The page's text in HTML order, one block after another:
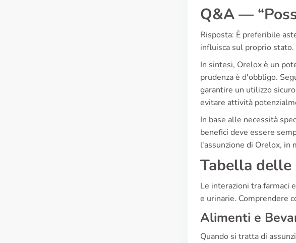
Q&A —
Risposta: È preferibile
influisca sul proprio stato.
In sintesi, Orelox è un
prudenza è d'obbligo.
garantire un utilizzo
evitare attività
In base alle necessità
benefici deve essere
l'assunzione di Orelox, in
Tabella
Le interazioni tra farmaci
e urinarie. Comprendere
Alimenti e
Quando si tratta di